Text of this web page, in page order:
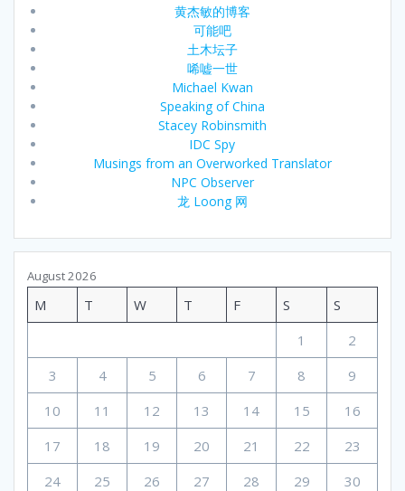
黄杰敏的博客
可能吧
土木坛子
唏嘘一世
Michael Kwan
Speaking of China
Stacey Robinsmith
IDC Spy
Musings from an Overworked Translator
NPC Observer
龙 Loong 网
August 2026
M T W T F S
S
1
2
3
4 5 6 7 8
9
10
11 12 13 14 15
16
17
18 19 20 21 22
23
24
25 26 27 28 29
30